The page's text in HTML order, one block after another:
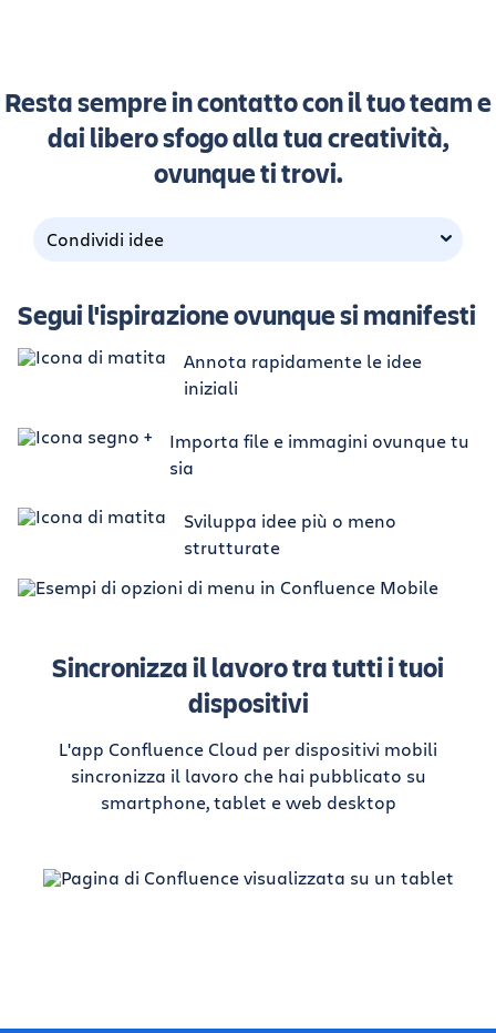
Resta sempre in contatto con il tuo team e
dai libero sfogo alla tua creatività,
ovunque ti trovi.
Condividi idee
Segui l'ispirazione ovunque si manifesti
Annota rapidamente le idee
iniziali
Importa file e immagini ovunque tu
sia
Sviluppa idee più o meno
strutturate
Sincronizza il lavoro tra tutti i tuoi
dispositivi
L'app Confluence Cloud per dispositivi mobili
sincronizza il lavoro che hai pubblicato su
smartphone, tablet e web desktop